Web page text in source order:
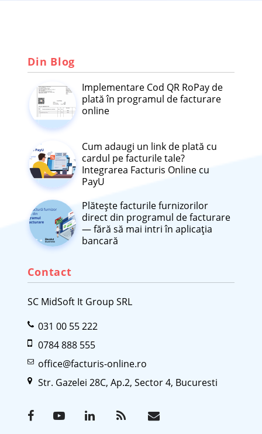
Din Blog
Implementare Cod QR RoPay de
plată în programul de facturare
online
Cum adaugi un link de plată cu
cardul pe facturile tale?
Integrarea Facturis Online cu
PayU
Plătește facturile furnizorilor
direct din programul de facturare
— fără să mai intri în aplicația
bancară
Contact
SC MidSoft It Group SRL
031 00 55 222
0784 888 555
office@facturis-online.ro
Str. Gazelei 28C, Ap.2, Sector 4, Bucuresti